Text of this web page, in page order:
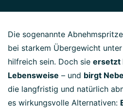
Die sogenannte
bei starkem Übergewicht
hilfreich sein. Doch sie ersetzt
Lebensweise – und birgt
die langfristig und natürlich
es wirkungsvolle Alternativen: